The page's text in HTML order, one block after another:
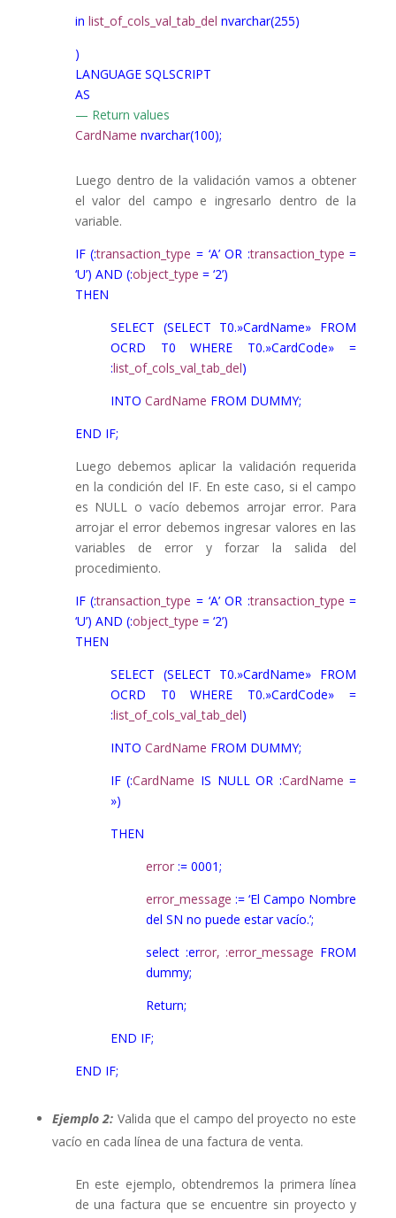
in list_of_cols_val_tab_del nvarchar(255)
)
LANGUAGE SQLSCRIPT
AS
— Return values
CardName nvarchar(100);
Luego dentro de la validación vamos a obtener
el valor del campo e ingresarlo dentro de la
variable.
IF (:transaction_type = ‘A’ OR :transaction_type =
‘U’) AND (:object_type = ‘2’)
THEN
SELECT (SELECT T0.»CardName» FROM
OCRD T0 WHERE T0.»CardCode» =
:list_of_cols_val_tab_del)
INTO CardName FROM DUMMY;
END IF;
Luego debemos aplicar la validación requerida
en la condición del IF. En este caso, si el campo
es NULL o vacío debemos arrojar error. Para
arrojar el error debemos ingresar valores en las
variables de error y forzar la salida del
procedimiento.
IF (:transaction_type = ‘A’ OR :transaction_type =
‘U’) AND (:object_type = ‘2’)
THEN
SELECT (SELECT T0.»CardName» FROM
OCRD T0 WHERE T0.»CardCode» =
:list_of_cols_val_tab_del)
INTO CardName FROM DUMMY;
IF (:CardName IS NULL OR :CardName =
»)
THEN
error:= 0001;
error_message := ‘El Campo Nombre
del SN no puede estar vacío.’;
select :error, :error_message FROM
dummy;
Return;
END IF;
END IF;
Ejemplo 2: Valida que el campo del proyecto no este
vacío en cada línea de una factura de venta.
En este ejemplo, obtendremos la primera línea
de una factura que se encuentre sin proyecto y